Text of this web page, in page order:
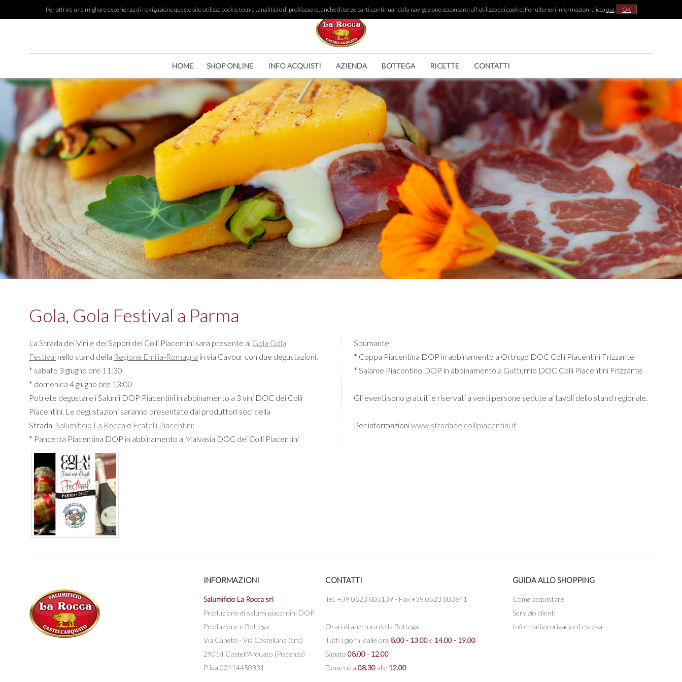
Per offrire una migliore esperienza di navigazione questo sito utilizza cookie tecnici, analitici e di profilazione, anche di terze parti, continuando la navigazione acconsenti all'utilizzo dei cookie. Per ulteriori informazioni clicca qui. OK
|
HOME SHOP ONLINE INFO ACQUISTI AZIENDA BOTTEGA RICETTE CONTATTI
Gola, Gola Festival a Parma
La Strada dei Vini e dei Sapori dei Colli Piacentini sarà presente al Gola Gola
Festival nello stand della Regione Emilia-Romagna in via Cavour con due degustazioni:
* sabato 3 giugno ore 11:30
* domenica 4 giugno ore 13:00
Potrete degustare i Salumi DOP Piacentini in abbinamento a 3 vini DOC dei Colli
Piacentini. Le degustazioni saranno presentate dai produttori soci della
Strada, Salumificio La Rocca e Fratelli Piacentini:
* Pancetta Piacentina DOP in abbinamento a Malvasia DOC dei Colli Piacentini
Spumante
* Coppa Piacentina DOP in abbinamento a Ortrugo DOC Colli Piacentini Frizzante
* Salame Piacentino DOP in abbinamento a Gutturnio DOC Colli Piacentini Frizzante
Gli eventi sono gratuiti e riservati a venti persone sedute ai tavoli dello stand regionale.
Per informazioniwww.stradadeicollipiacentini.it
INFORMAZIONI
Salumificio La Rocca srl
Produzione di salumi piacentini DOP
Produzione e Bottega
Via Caneto - Via Castellana (snc)
29014 Castell'Arquato (Piacenza)
P. iva 00114450331
CONTATTI
Tel. +39 0523 805139 - Fax +39 0523 803641
Orari di apertura della Bottega:
Tutti i giorni dalle ore 8.00 - 13.00e 14.00 - 19.00
Sabato08.00- 12.00
Domenica08.30 alle 12.00
GUIDA ALLO SHOPPING
Come acquistare
Servizio clienti
Informativa privacy ed estesa